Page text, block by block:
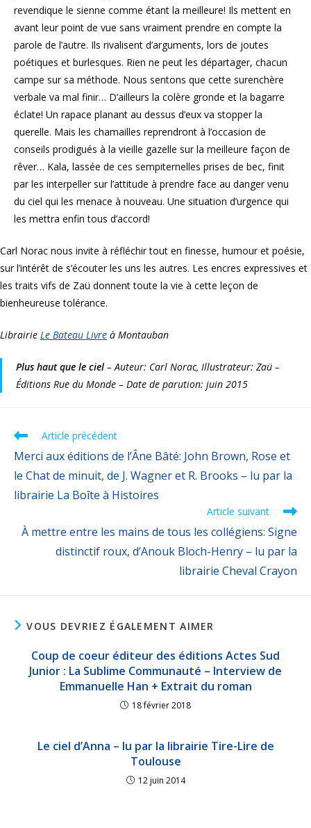
revendique le sienne comme étant la meilleure! Ils mettent en
avant leur point de vue sans vraiment prendre en compte la
parole de l’autre. Ils rivalisent d’arguments, lors de joutes
poétiques et burlesques. Rien ne peut les départager, chacun
campe sur sa méthode. Nous sentons que cette surenchère
verbale va mal finir… D’ailleurs la colère gronde et la bagarre
éclate! Un rapace planant au dessus d’eux va stopper la
querelle. Mais les chamailles reprendront à l’occasion de
conseils prodigués à la vieille gazelle sur la meilleure façon de
rêver… Kala, lassée de ces sempiternelles prises de bec, finit
par les interpeller sur l’attitude à prendre face au danger venu
du ciel qui les menace à nouveau. Une situation d’urgence qui
les mettra enfin tous d’accord!
Carl Norac nous invite à réfléchir tout en finesse, humour et poésie,
sur l’intérêt de s’écouter les uns les autres. Les encres expressives et
les traits vifs de Zaü donnent toute la vie à cette leçon de
bienheureuse tolérance.
Librairie Le Bateau Livre à Montauban
Plus haut que le ciel – Auteur: Carl Norac, Illustrateur: Zaü –
Éditions Rue du Monde – Date de parution: juin 2015
Article précédent
Merci aux éditions de l’Âne Bâté: John Brown, Rose et
le Chat de minuit, de J. Wagner et R. Brooks – lu par la
librairie La Boîte à Histoires
Article suivant
À mettre entre les mains de tous les collégiens: Signe
distinctif roux, d’Anouk Bloch-Henry – lu par la
librairie Cheval Crayon
VOUS DEVRIEZ ÉGALEMENT AIMER
Coup de coeur éditeur des éditions Actes Sud
Junior : La Sublime Communauté – Interview de
Emmanuelle Han + Extrait du roman
18 février 2018
Le ciel d’Anna – lu par la librairie Tire-Lire de
Toulouse
12 juin 2014